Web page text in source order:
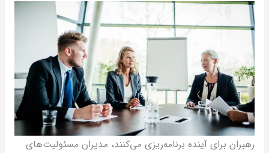
برای آینده برنامه‌ریزی می‌کنند، مدیران مسئولیت‌های